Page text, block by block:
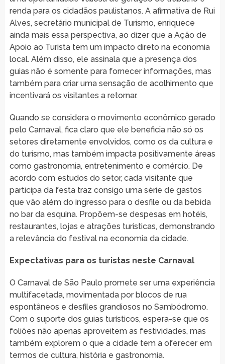
renda para os cidadãos paulistanos. A afirmativa de Rui
Alves, secretário municipal de Turismo, enriquece
ainda mais essa perspectiva, ao dizer que a Ação de
Apoio ao Turista tem um impacto direto na economia
local. Além disso, ele assinala que a presença dos
guias não é somente para fornecer informações, mas
também para criar uma sensação de acolhimento que
incentivará os visitantes a retornar.
Quando se considera o movimento econômico gerado
pelo Carnaval, fica claro que ele beneficia não só os
setores diretamente envolvidos, como os da cultura e
do turismo, mas também impacta positivamente áreas
como gastronomia, entretenimento e comércio. De
acordo com estudos do setor, cada visitante que
participa da festa traz consigo uma série de gastos
que vão além do ingresso para o desfile ou da bebida
no bar da esquina. Propõem-se despesas em hotéis,
restaurantes, lojas e atrações turísticas, demonstrando
a relevância do festival na economia da cidade.
Expectativas para os turistas neste Carnaval
O Carnaval de São Paulo promete ser uma experiência
multifacetada, movimentada por blocos de rua
espontâneos e desfiles grandiosos no Sambódromo.
Com o suporte dos guias turísticos, espera-se que os
foliões não apenas aproveitem as festividades, mas
também explorem o que a cidade tem a oferecer em
termos de cultura, história e gastronomia.